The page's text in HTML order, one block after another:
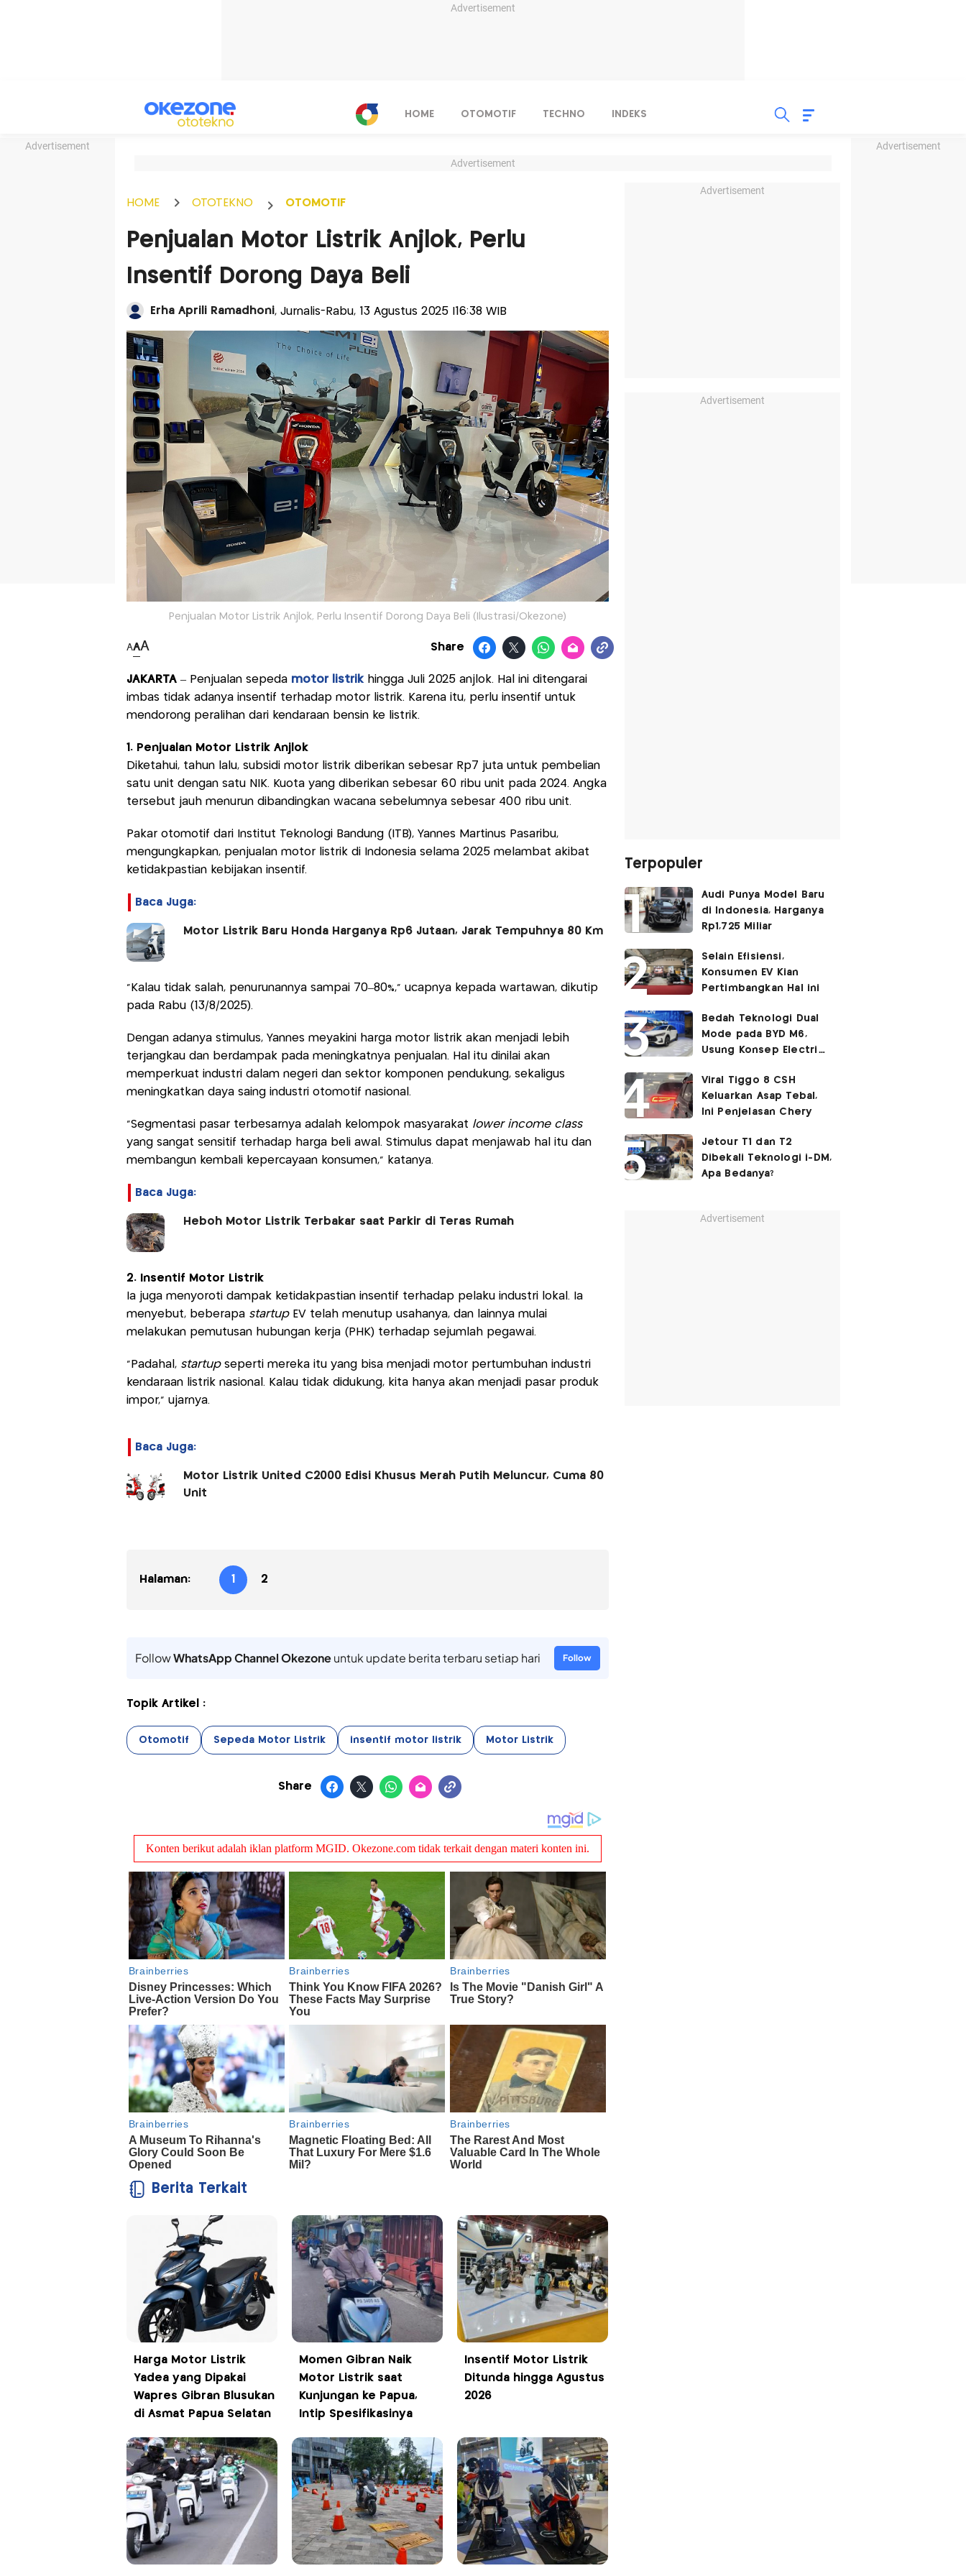
Advertisement
Advertisement Advertisement
HOME OTOMOTIF TECHNO INDEKS
Advertisement
HOME OTOTEKNO OTOMOTIF
Penjualan Motor Listrik Anjlok, Perlu
Insentif Dorong Daya Beli
Erha Aprili Ramadhoni, Jurnalis-Rabu, 13 Agustus 2025 |16:38 WIB
Penjualan Motor Listrik Anjlok, Perlu Insentif Dorong Daya Beli (Ilustrasi/Okezone)
AAA Share
JAKARTA– Penjualan sepeda motor listrikhingga Juli 2025 anjlok. Hal ini ditengarai
imbas tidak adanya insentif terhadap motor listrik. Karena itu, perlu insentif untuk
mendorong peralihan dari kendaraan bensin ke listrik.
1. Penjualan Motor Listrik Anjlok
Diketahui, tahun lalu, subsidi motor listrik diberikan sebesar Rp7 juta untuk pembelian
satu unit dengan satu NIK. Kuota yang diberikan sebesar 60 ribu unit pada 2024. Angka
tersebut jauh menurun dibandingkan wacana sebelumnya sebesar 400 ribu unit.
Pakar otomotif dari Institut Teknologi Bandung (ITB), Yannes Martinus Pasaribu,
mengungkapkan, penjualan motor listrik di Indonesia selama 2025 melambat akibat
ketidakpastian kebijakan insentif.
Baca Juga:
Motor Listrik Baru Honda Harganya Rp6 Jutaan, Jarak Tempuhnya 80 Km
“Kalau tidak salah, penurunannya sampai 70–80%,” ucapnya kepada wartawan, dikutip
pada Rabu (13/8/2025).
Dengan adanya stimulus, Yannes meyakini harga motor listrik akan menjadi lebih
terjangkau dan berdampak pada meningkatnya penjualan. Hal itu dinilai akan
memperkuat industri dalam negeri dan sektor komponen pendukung, sekaligus
meningkatkan daya saing industri otomotif nasional.
“Segmentasi pasar terbesarnya adalah kelompok masyarakat lower income class
yang sangat sensitif terhadap harga beli awal. Stimulus dapat menjawab hal itu dan
membangun kembali kepercayaan konsumen,” katanya.
Baca Juga:
Heboh Motor Listrik Terbakar saat Parkir di Teras Rumah
2. Insentif Motor Listrik
Ia juga menyoroti dampak ketidakpastian insentif terhadap pelaku industri lokal. Ia
menyebut, beberapa startupEV telah menutup usahanya, dan lainnya mulai
melakukan pemutusan hubungan kerja (PHK) terhadap sejumlah pegawai.
“Padahal, startupseperti mereka itu yang bisa menjadi motor pertumbuhan industri
kendaraan listrik nasional. Kalau tidak didukung, kita hanya akan menjadi pasar produk
impor,” ujarnya.
Baca Juga:
Motor Listrik United C2000 Edisi Khusus Merah Putih Meluncur, Cuma 80
Unit
Halaman: 1 2
FollowWhatsApp Channel Okezoneuntuk update berita terbaru setiap hari Follow
Topik Artikel :
Otomotif Sepeda Motor Listrik insentif motor listrik Motor Listrik
Share
Berita Terkait
Harga Motor Listrik
Yadea yang Dipakai
Wapres Gibran Blusukan
di Asmat Papua Selatan
Momen Gibran Naik
Motor Listrik saat
Kunjungan ke Papua,
Intip Spesifikasinya
Insentif Motor Listrik
Ditunda hingga Agustus
2026
Advertisement
Advertisement
Terpopuler
Audi Punya Model Baru
di Indonesia, Harganya
Rp1,725 Miliar
Selain Efisiensi,
Konsumen EV Kian
Pertimbangkan Hal ini
Bedah Teknologi Dual
Mode pada BYD M6,
Usung Konsep Electric
Viral Tiggo 8 CSH
Keluarkan Asap Tebal,
Ini Penjelasan Chery
Jetour T1 dan T2
Dibekali Teknologi i-DM,
Apa Bedanya?
Advertisement